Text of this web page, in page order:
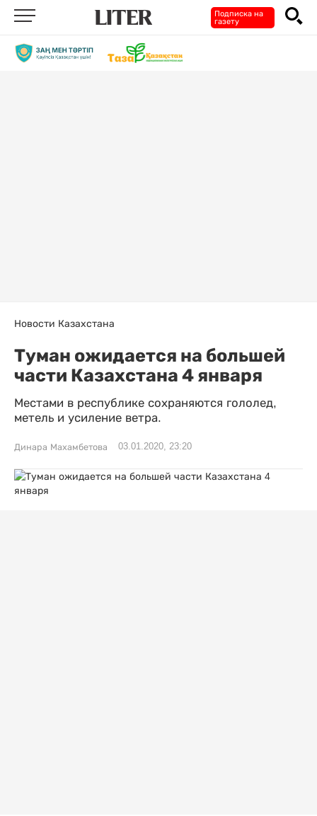
Подписка на
газету
Новости Казахстана
Туман ожидается на большей
части Казахстана 4 января
Местами в республике сохраняются гололед,
метель и усиление ветра.
Динара Махамбетова 03.01.2020, 23:20